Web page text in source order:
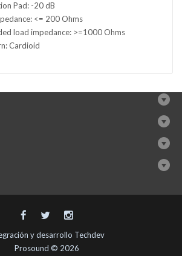
Pad: -20 dB
<= 200 Ohms
load impedance: >=1000 Ohms
Cardioid
y desarrollo Techdev
Prosound © 2026